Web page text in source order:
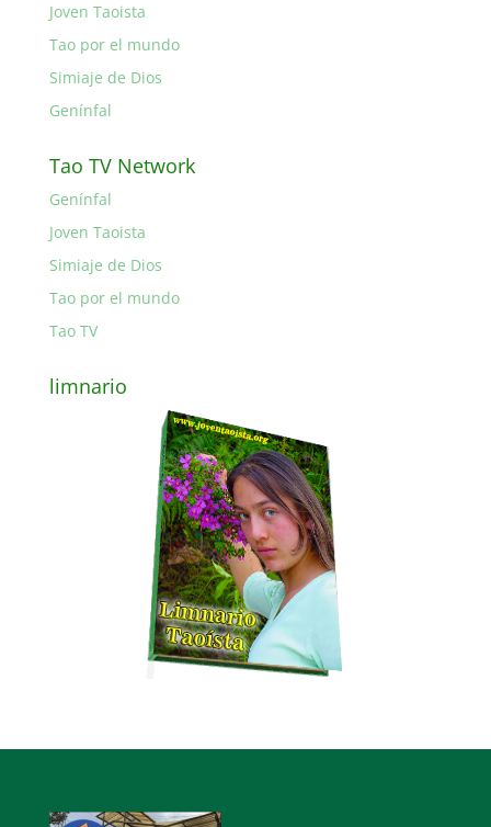
Joven Taoista
Tao por el mundo
Simiaje de Dios
Genínfal
Tao TV Network
Genínfal
Joven Taoista
Simiaje de Dios
Tao por el mundo
Tao TV
limnario
Reproductor